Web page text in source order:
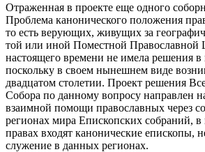
Отраженная в проекте еще одного
Проблема канонического положения
то есть верующих, живущих за
той или иной Поместной Православной
настоящего времени не имела решения
поскольку в своем нынешнем виде
двадцатом столетии. Проект решения
Собора по данному вопросу направлен
взаимной помощи православных через
регионах мира Епископских собраний,
правах входят канонические епископы,
служение в данных регионах.